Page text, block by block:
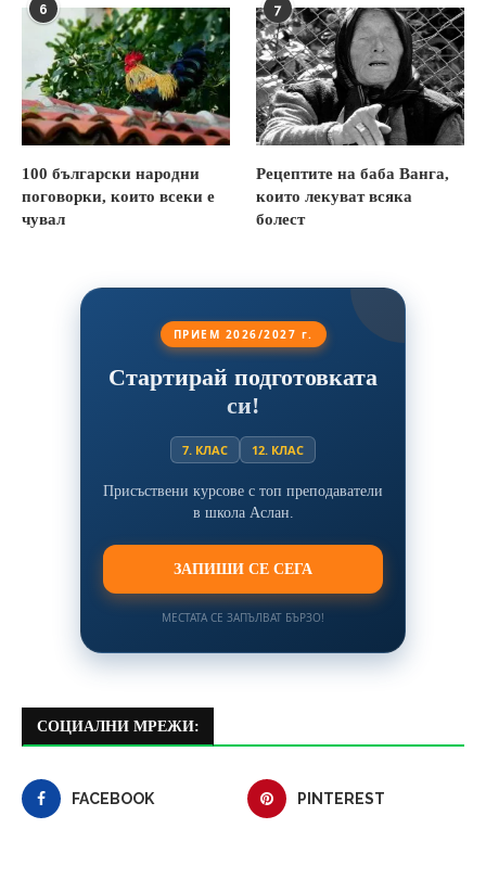
6
100 български народни
поговорки, които всеки е
чувал
7
Рецептите на баба Ванга,
които лекуват всяка
болест
ПРИЕМ 2026/2027 г.
Стартирай подготовката
си!
7. КЛАС 12. КЛАС
Присъствени курсове с топ преподаватели
в школа Аслан.
ЗАПИШИ СЕ СЕГА
МЕСТАТА СЕ ЗАПЪЛВАТ БЪРЗО!
СОЦИАЛНИ МРЕЖИ:
FACEBOOK PINTEREST